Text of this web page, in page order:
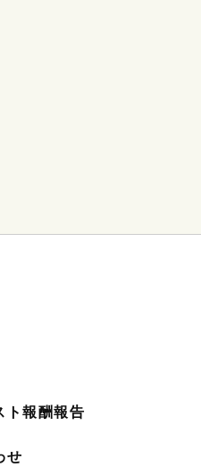
ト報酬報告
せ